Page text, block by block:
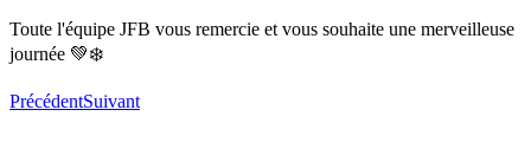
Toute l'équipe JFB vous remercie et vous souhaite une merveilleuse
journée 💚❄️
PrécédentSuivant